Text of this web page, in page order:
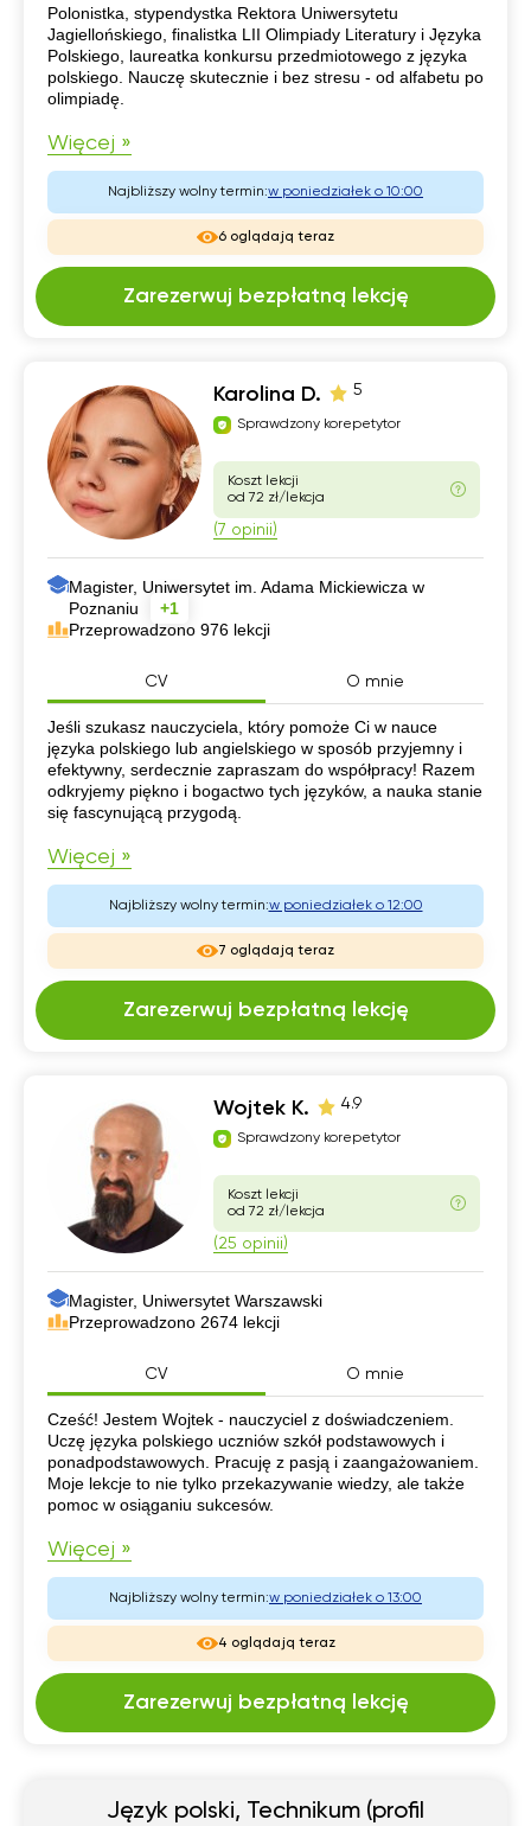
CV
Polonistka, stypendystka Rektora Uniwersytetu
Jagiellońskiego, finalistka LII Olimpiady Literatury i Języka
Polskiego, laureatka konkursu przedmiotowego z języka
polskiego. Nauczę skutecznie i bez stresu - od alfabetu po
olimpiadę.
Więcej »
Najbliższy wolny termin:w poniedziałek o 10:00
6 oglądają teraz
Zarezerwuj bezpłatną lekcję
Karolina D. 5
Sprawdzony korepetytor
Koszt lekcji
od 72 zł/lekcja
(7 opinii)
Magister, Uniwersytet im. Adama Mickiewicza w
Poznaniu
+1
Przeprowadzono 976 lekcji
CV O mnie
CV
Jeśli szukasz nauczyciela, który pomoże Ci w nauce
języka polskiego lub angielskiego w sposób przyjemny i
efektywny, serdecznie zapraszam do współpracy! Razem
odkryjemy piękno i bogactwo tych języków, a nauka stanie
się fascynującą przygodą.
Więcej »
Najbliższy wolny termin:w poniedziałek o 12:00
7 oglądają teraz
Zarezerwuj bezpłatną lekcję
Wojtek K. 4.9
Sprawdzony korepetytor
Koszt lekcji
od 72 zł/lekcja
(25 opinii)
Magister, Uniwersytet Warszawski
Przeprowadzono 2674 lekcji
CV O mnie
CV
Cześć! Jestem Wojtek - nauczyciel z doświadczeniem.
Uczę języka polskiego uczniów szkół podstawowych i
ponadpodstawowych. Pracuję z pasją i zaangażowaniem.
Moje lekcje to nie tylko przekazywanie wiedzy, ale także
pomoc w osiąganiu sukcesów.
Więcej »
Najbliższy wolny termin:w poniedziałek o 13:00
4 oglądają teraz
Zarezerwuj bezpłatną lekcję
Język polski, Technikum (profil